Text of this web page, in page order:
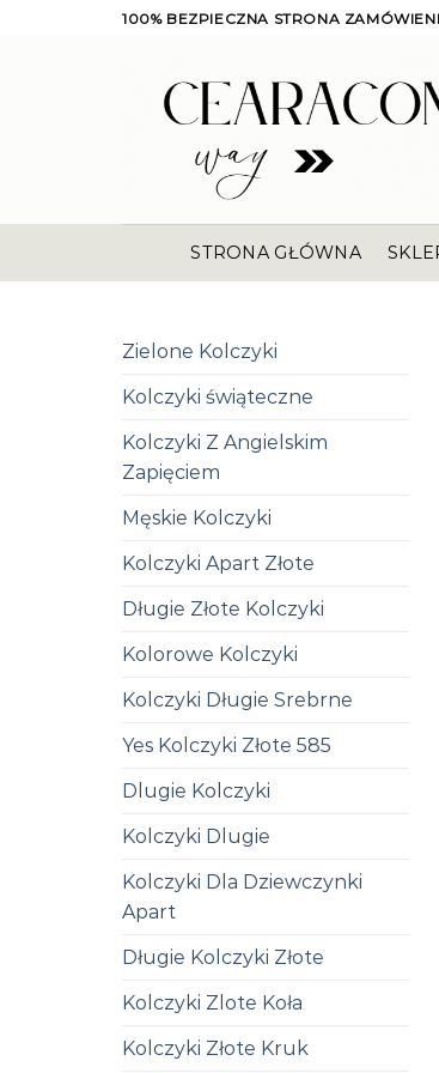
100% BEZPIECZNA STRONA
STRONA GŁÓWNA
Zielone Kolczyki
Kolczyki świąteczne
Kolczyki Z Angielskim
Zapięciem
Męskie Kolczyki
Kolczyki Apart Złote
Długie Złote Kolczyki
Kolorowe Kolczyki
Kolczyki Długie Srebrne
Yes Kolczyki Złote 585
Dlugie Kolczyki
Kolczyki Dlugie
Kolczyki Dla Dziewczynki
Apart
Długie Kolczyki Złote
Kolczyki Zlote Koła
Kolczyki Złote Kruk